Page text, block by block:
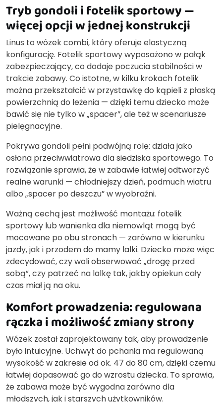
Tryb gondoli i fotelik sportowy —
więcej opcji w jednej konstrukcji
Linus to wózek combi, który oferuje elastyczną
konfigurację. Fotelik sportowy wyposażono w pałąk
zabezpieczający, co dodaje poczucia stabilności w
trakcie zabawy. Co istotne, w kilku krokach fotelik
można przekształcić w przystawkę do kąpieli z płaską
powierzchnią do leżenia — dzięki temu dziecko może
bawić się nie tylko w „spacer”, ale też w scenariusze
pielęgnacyjne.
Pokrywa gondoli pełni podwójną rolę: działa jako
osłona przeciwwiatrowa dla siedziska sportowego. To
rozwiązanie sprawia, że w zabawie łatwiej odtworzyć
realne warunki — chłodniejszy dzień, podmuch wiatru
albo „spacer po deszczu” w wyobraźni.
Ważną cechą jest możliwość montażu: fotelik
sportowy lub wanienka dla niemowląt mogą być
mocowane po obu stronach — zarówno w kierunku
jazdy, jak i przodem do mamy lalki. Dziecko może więc
zdecydować, czy woli obserwować „drogę przed
sobą”, czy patrzeć na lalkę tak, jakby opiekun cały
czas miał ją na oku.
Komfort prowadzenia: regulowana
rączka i możliwość zmiany strony
Wózek został zaprojektowany tak, aby prowadzenie
było intuicyjne. Uchwyt do pchania ma regulowaną
wysokość w zakresie od ok. 47 do 80 cm, dzięki czemu
łatwiej dopasować go do wzrostu dziecka. To sprawia,
że zabawa może być wygodna zarówno dla
młodszych, jak i starszych użytkowników.